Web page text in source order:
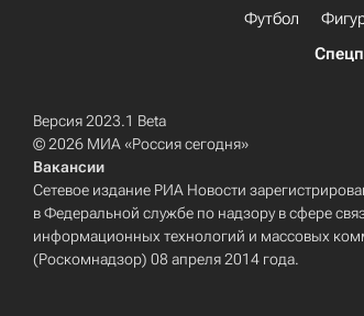
Футбол
Версия 2023.1 Beta
© 2026 МИА «Россия сегодня»
Вакансии
Сетевое издание РИА Новости
в Федеральной службе по надзору в сфере
информационных технологий и массовых
(Роскомнадзор) 08 апреля 2014 года.